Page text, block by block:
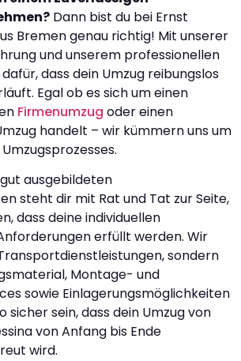
Dann bist du bei Ernst
Bremen genau richtig! Mit unserer
und unserem professionellen
dass dein Umzug reibungslos
Egal ob es sich um einen
Firmenumzug oder einen
handelt – wir kümmern uns um
ausgebildeten
steht dir mit Rat und Tat zur Seite,
dass deine individuellen
erfüllt werden. Wir
sondern
Montage- und
sowie Einlagerungsmöglichkeiten
sicher sein, dass dein Umzug von
von Anfang bis Ende
wird.